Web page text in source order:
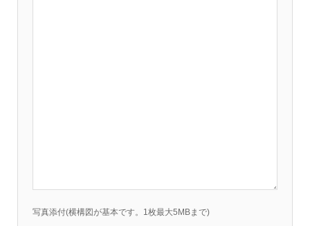
写真添付(横構図が基本です。1枚最大5MBまで)